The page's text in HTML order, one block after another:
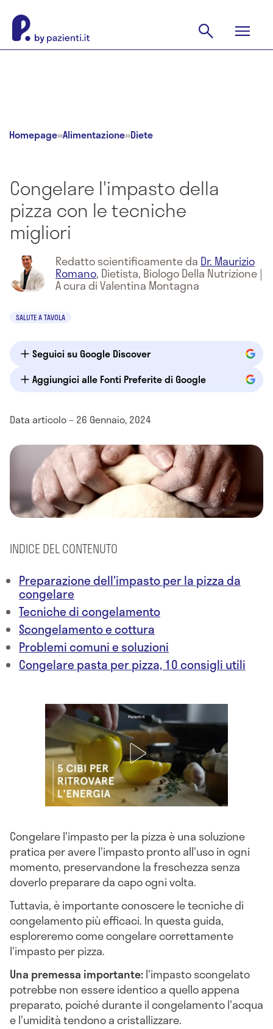
Homepage»Alimentazione»Diete
Congelare l'impasto della
pizza con le tecniche
migliori
Redatto scientificamente da Dr. Maurizio
Romano, Dietista, Biologo Della Nutrizione|
A cura di Valentina Montagna
SALUTE A TAVOLA
Seguici su Google Discover
Aggiungici alle Fonti Preferite di Google
Data articolo – 26 Gennaio, 2024
INDICE DEL CONTENUTO
Preparazione dell'impasto per la pizza da
congelare
Tecniche di congelamento
Scongelamento e cottura
Problemi comuni e soluzioni
Congelare pasta per pizza, 10 consigli utili
Congelare l'impasto per la pizza è una soluzione
pratica per avere l'impasto pronto all'uso in ogni
momento, preservandone la freschezza senza
doverlo preparare da capo ogni volta.
Tuttavia, è importante conoscere le tecniche di
congelamento più efficaci. In questa guida,
esploreremo come congelare correttamente
l'impasto per pizza.
Una premessa importante:l'impasto scongelato
potrebbe non essere identico a quello appena
preparato, poiché durante il congelamento l'acqua
e l'umidità tendono a cristallizzare.